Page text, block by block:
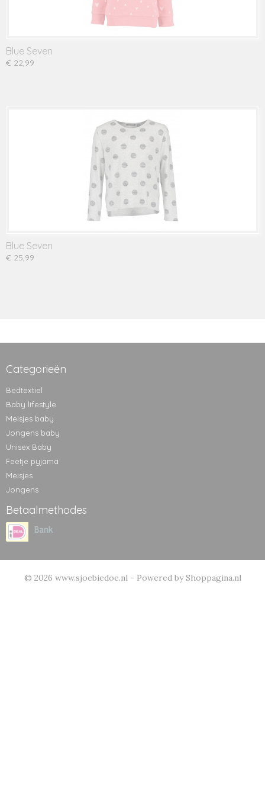
Blue Seven
€ 22,99
Blue Seven
€ 25,99
Categorieën
Bedtextiel
Baby lifestyle
Meisjes baby
Jongens baby
Unisex Baby
Feetje pyjama
Meisjes
Jongens
Betaalmethodes
© 2026 www.sjoebiedoe.nl - Powered by Shoppagina.nl